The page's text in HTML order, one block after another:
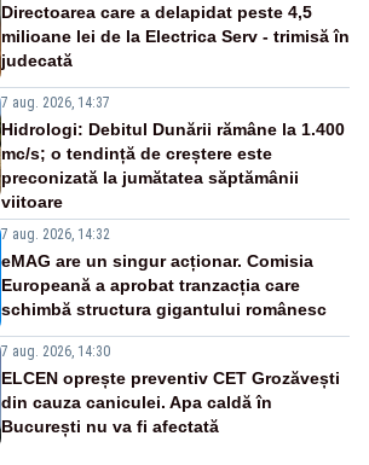
Directoarea care a delapidat peste 4,5
milioane lei de la Electrica Serv - trimisă în
judecată
7 aug. 2026, 14:37
Hidrologi: Debitul Dunării rămâne la 1.400
mc/s; o tendință de creștere este
preconizată la jumătatea săptămânii
viitoare
7 aug. 2026, 14:32
eMAG are un singur acționar. Comisia
Europeană a aprobat tranzacția care
schimbă structura gigantului românesc
7 aug. 2026, 14:30
ELCEN oprește preventiv CET Grozăvești
din cauza caniculei. Apa caldă în
București nu va fi afectată